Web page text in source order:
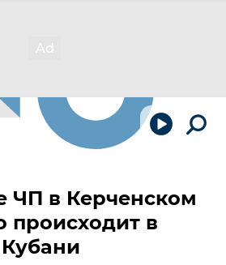
ЧП в Керченском
происходит в